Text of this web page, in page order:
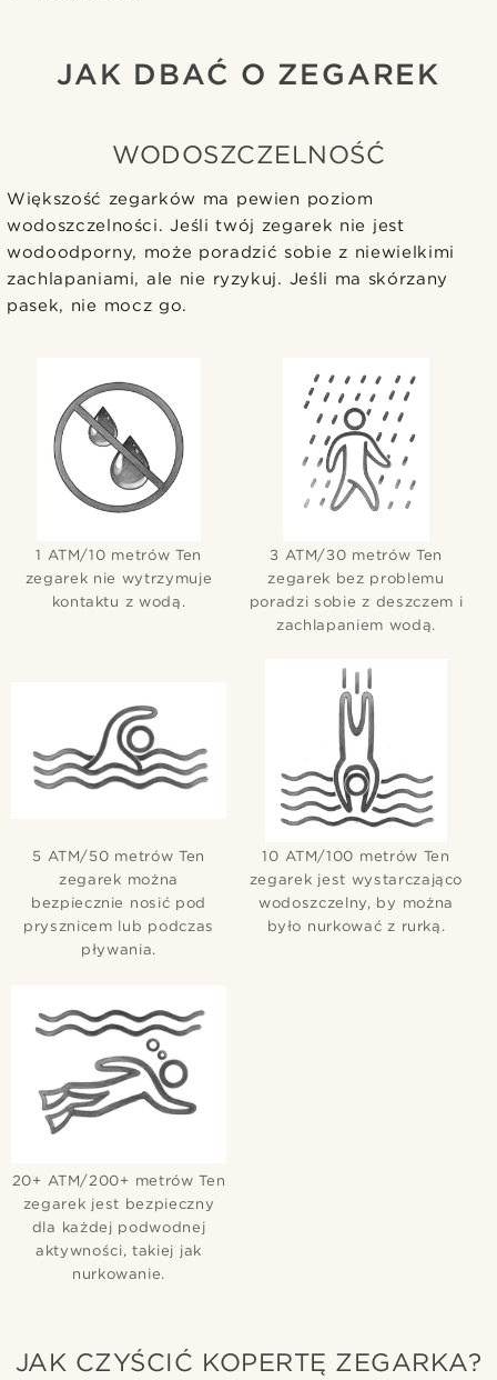
JAK DBAĆ O ZEGAREK
WODOSZCZELNOŚĆ
Większość zegarków ma pewien poziom
wodoszczelności. Jeśli twój zegarek nie jest
wodoodporny, może poradzić sobie z niewielkimi
zachlapaniami, ale nie ryzykuj. Jeśli ma skórzany
pasek, nie mocz go.
1 ATM/10 metrów Ten
zegarek nie wytrzymuje
kontaktu z wodą.
3 ATM/30 metrów Ten
zegarek bez problemu
poradzi sobie z deszczem i
zachlapaniem wodą.
5 ATM/50 metrów Ten
zegarek można
bezpiecznie nosić pod
prysznicem lub podczas
pływania.
10 ATM/100 metrów Ten
zegarek jest wystarczająco
wodoszczelny, by można
było nurkować z rurką.
20+ ATM/200+ metrów Ten
zegarek jest bezpieczny
dla każdej podwodnej
aktywności, takiej jak
nurkowanie.
JAK CZYŚCIĆ KOPERTĘ ZEGARKA?